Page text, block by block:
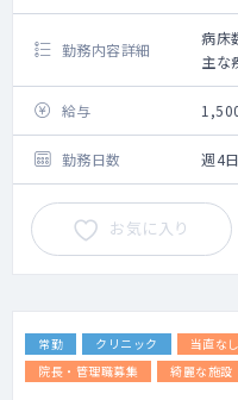
勤務内容詳細
病床
主な
給与
勤務日数 週4
お気に入り
常勤 クリニック 当直なし
院長・管理職募集
綺麗な施設